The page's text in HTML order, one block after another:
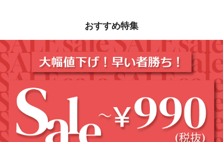
おすすめ特集